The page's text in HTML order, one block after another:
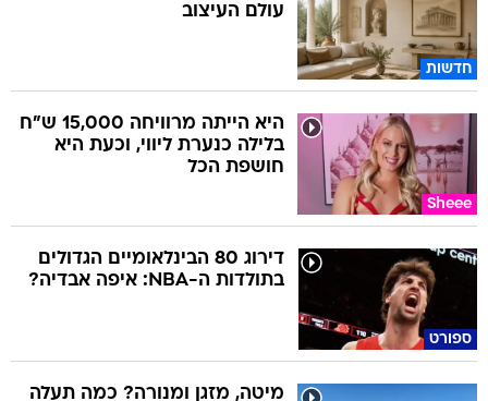
חדשות
עולם העיצוב
Sheee
היא הייתה מרוויחה 15,000 ש"ח
בלילה כנערת ליווי, וכעת היא
חושפת הכל
ספורט
דירוג 80 הבינלאומיים הגדולים
בתולדות ה-NBA: איפה אבדיה?
מיטה, מזגן ומנורה? כמה תעלה